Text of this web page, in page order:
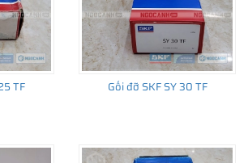
gối đỡ đa dạng về thiết kế cũng như
kinh nghiệm có được trong trong hầu hết
SNL, tìm hiểu về gối đỡ hai nửa SNL, SE
TF Gối đỡ SKF SY 30 TF